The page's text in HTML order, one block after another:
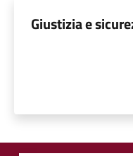
Giustizia e